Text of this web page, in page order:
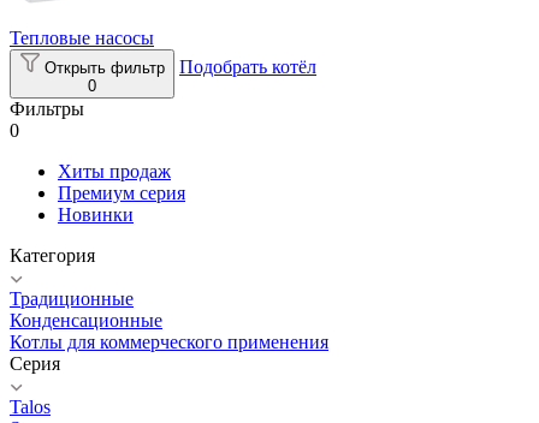
Тепловые насосы
Открыть фильтр
0
Подобрать котёл
Фильтры
0
Хиты продаж
Премиум серия
Новинки
Категория
Традиционные
Конденсационные
Котлы для коммерческого применения
Серия
Talos